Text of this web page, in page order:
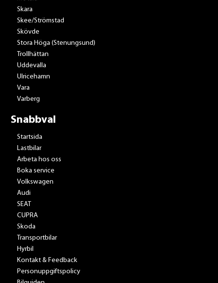
Skara
Skee/Strömstad
Skövde
Stora Höga (Stenungsund)
Trollhättan
Uddevalla
Ulricehamn
Vara
Varberg
Snabbval
Startsida
Lastbilar
Arbeta hos oss
Boka service
Volkswagen
Audi
SEAT
CUPRA
Skoda
Transportbilar
Hyrbil
Kontakt & Feedback
Personuppgiftspolicy